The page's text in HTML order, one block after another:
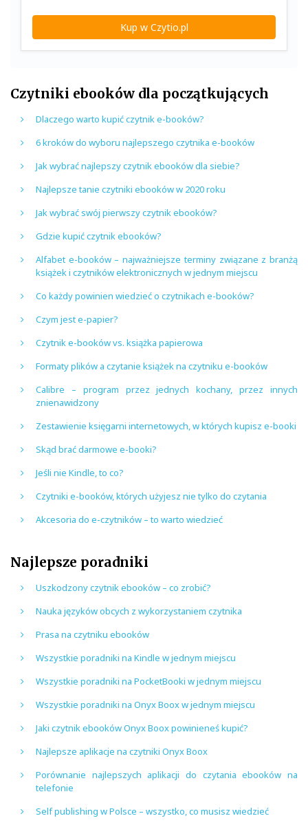
Kup w Czytio.pl
Czytniki ebooków dla początkujących
Dlaczego warto kupić czytnik e-booków?
6 kroków do wyboru najlepszego czytnika e-booków
Jak wybrać najlepszy czytnik ebooków dla siebie?
Najlepsze tanie czytniki ebooków w 2020 roku
Jak wybrać swój pierwszy czytnik ebooków?
Gdzie kupić czytnik ebooków?
Alfabet e-booków – najważniejsze terminy związane z branżą
książek i czytników elektronicznych w jednym miejscu
Co każdy powinien wiedzieć o czytnikach e-booków?
Czym jest e-papier?
Czytnik e-booków vs. książka papierowa
Formaty plików a czytanie książek na czytniku e-booków
Calibre – program przez jednych kochany, przez innych
znienawidzony
Zestawienie księgarni internetowych, w których kupisz e-booki
Skąd brać darmowe e-booki?
Jeśli nie Kindle, to co?
Czytniki e-booków, których użyjesz nie tylko do czytania
Akcesoria do e-czytników – to warto wiedzieć
Najlepsze poradniki
Uszkodzony czytnik ebooków – co zrobić?
Nauka języków obcych z wykorzystaniem czytnika
Prasa na czytniku ebooków
Wszystkie poradniki na Kindle w jednym miejscu
Wszystkie poradniki na PocketBooki w jednym miejscu
Wszystkie poradniki na Onyx Boox w jednym miejscu
Jaki czytnik ebooków Onyx Boox powinieneś kupić?
Najlepsze aplikacje na czytniki Onyx Boox
Porównanie najlepszych aplikacji do czytania ebooków na
telefonie
Self publishing w Polsce – wszystko, co musisz wiedzieć